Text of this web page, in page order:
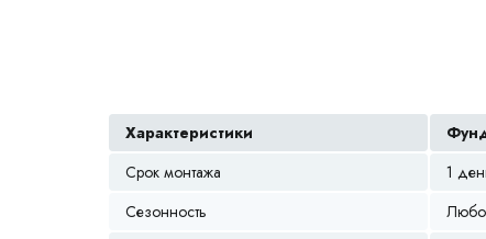
Характеристики
Срок монтажа
1
Сезонность